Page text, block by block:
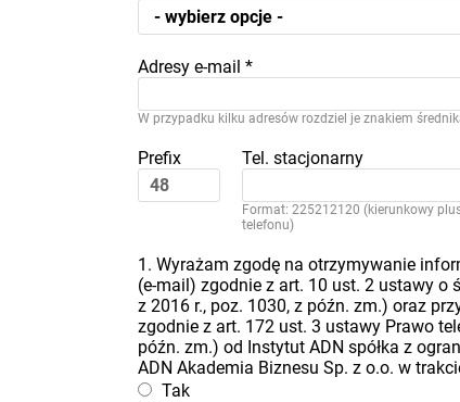
Adresy e-mail *
W przypadku kilku adresów rozdziel je znakiem
Prefix Tel. stacjonarny
Format: 225212120 (kierunkowy
telefonu)
1. Wyrażam zgodę na otrzymywanie
(e-mail) zgodnie z art. 10 ust. 2 ustawy o
z 2016 r., poz. 1030, z późn. zm.) oraz
zgodnie z art. 172 ust. 3 ustawy Prawo
późn. zm.) od Instytut ADN spółka z
ADN Akademia Biznesu Sp. z o.o. w
Tak